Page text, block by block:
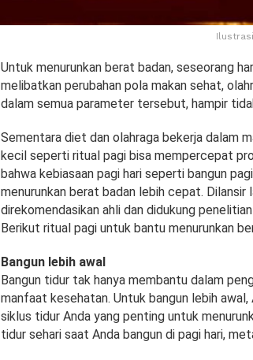
Untuk menurunkan berat badan, seseorang
melibatkan perubahan pola makan sehat,
dalam semua parameter tersebut, hampir
Sementara diet dan olahraga bekerja dalam
kecil seperti ritual pagi bisa mempercepat
bahwa kebiasaan pagi hari seperti bangun
menurunkan berat badan lebih cepat.
direkomendasikan ahli dan didukung
Berikut ritual pagi untuk bantu menurunkan
Bangun lebih awal
Bangun tidur tak hanya membantu dalam
manfaat kesehatan. Untuk bangun lebih
siklus tidur Anda yang penting untuk
tidur sehari saat Anda bangun di pagi hari,